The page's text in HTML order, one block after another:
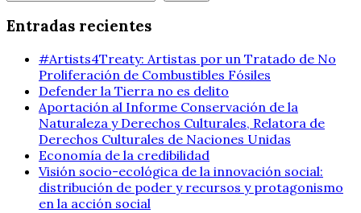
Entradas recientes
#Artists4Treaty: Artistas por un Tratado de No
Proliferación de Combustibles Fósiles
Defender la Tierra no es delito
Aportación al Informe Conservación de la
Naturaleza y Derechos Culturales, Relatora de
Derechos Culturales de Naciones Unidas
Economía de la credibilidad
Visión socio-ecológica de la innovación social:
distribución de poder y recursos y protagonismo
en la acción social